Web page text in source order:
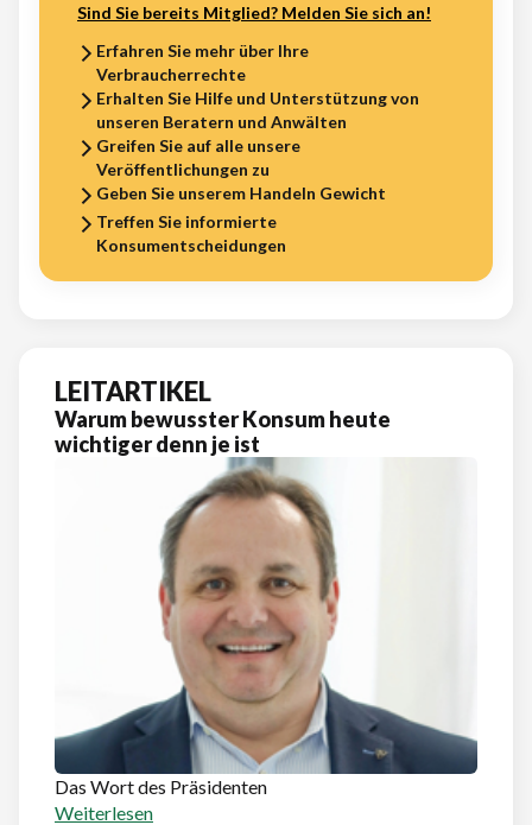
Sind Sie bereits Mitglied? Melden Sie sich an!
Erfahren Sie mehr über Ihre
Verbraucherrechte
Erhalten Sie Hilfe und Unterstützung von
unseren Beratern und Anwälten
Greifen Sie auf alle unsere
Veröffentlichungen zu
Geben Sie unserem Handeln Gewicht
Treffen Sie informierte
Konsumentscheidungen
LEITARTIKEL
Warum bewusster Konsum heute
wichtiger denn je ist
Das Wort des Präsidenten
Weiterlesen